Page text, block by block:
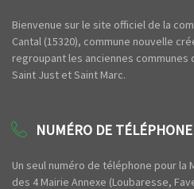
Bienvenue sur le site officiel de la
Cantal (15320), commune nouvelle
regroupant les anciennes communes
Saint Just et Saint Marc.
NUMÉRO DE TÉLÉPHONE
Un seul numéro de téléphone pour la
des 4 Mairie Annexe (Loubaresse,